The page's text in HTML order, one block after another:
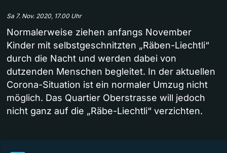
Sa 7. Nov. 2020, 17.00 Uhr
Normalerweise ziehen anfangs November
Kinder mit selbstgeschnitzten „Räben-Liechtli“
durch die Nacht und werden dabei von
dutzenden Menschen begleitet. In der aktuellen
Corona-Situation ist ein normaler Umzug nicht
möglich. Das Quartier Oberstrasse will jedoch
nicht ganz auf die „Räbe-Liechtli“ verzichten.